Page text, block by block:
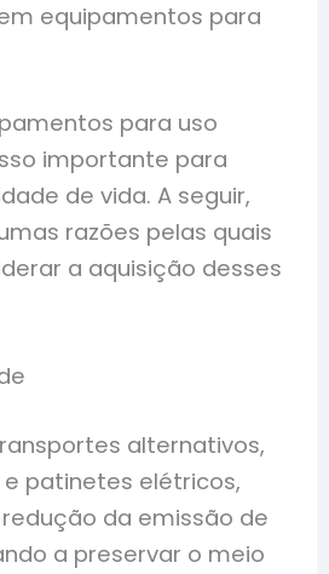
equipamentos para
para uso
importante para
de vida. A seguir,
razões pelas quais
a aquisição desses
alternativos,
patinetes elétricos,
da emissão de
a preservar o meio